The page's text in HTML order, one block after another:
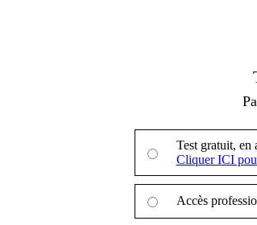
Test gratuit, en
Cliquer ICI
Accès